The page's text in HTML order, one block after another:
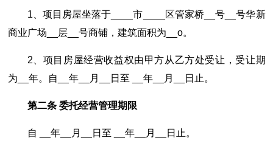
1、项目房屋坐落于____市____区管家桥__号__号华新
商业广场__层__号商铺，建筑面积为__o。
2、项目房屋经营收益权由甲方从乙方处受让，受让期
为__年。自__年__月__日至 __年__月__日止。
第二条 委托经营管理期限
自 __年__月__日至 __年__月__日止。